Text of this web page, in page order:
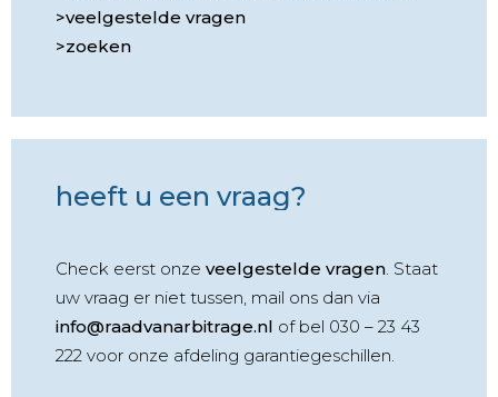
veelgestelde vragen
zoeken
heeft u een vraag?
Check eerst onze veelgestelde vragen. Staat
uw vraag er niet tussen, mail ons dan via
info@raadvanarbitrage.nl of bel 030 – 23 43
222 voor onze afdeling garantiegeschillen.